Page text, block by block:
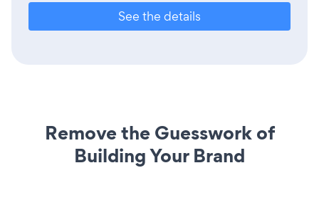
See the details
Remove the Guesswork of
Building Your Brand